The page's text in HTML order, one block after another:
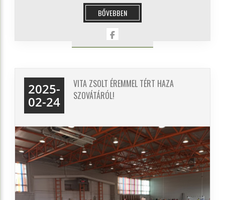
BŐVEBBEN
2025-
02-24
VITA ZSOLT ÉREMMEL TÉRT HAZA
SZOVÁTÁRÓL!